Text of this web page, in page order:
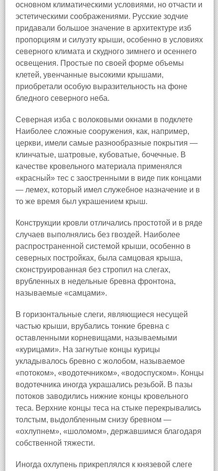
основном климатическими условиями, но отчасти и
эстетическими соображениями. Русские зодчие
придавали большое значение в архитектуре изб
пропорциям и силуэту крыши, особенно в условиях
северного климата и скудного зимнего и осеннего
освещения. Простые по своей форме объемы
клетей, увенчанные высокими крышами,
приобретали особую выразительность на фоне
бледного северного неба.
Северная изба с волоковыми окнами в подклете
Наиболее сложные сооружения, как, например,
церкви, имели самые разнообразные покрытия —
клинчатые, шатровые, кубоватые, бочечные. В
качестве кровельного материала применялся
«красный» тес с заостренными в виде пик концами
— лемех, который имел служебное назначение и в
то же время был украшением крыш.
Конструкции кровли отличались простотой и в ряде
случаев выполнялись без гвоздей. Наиболее
распространенной системой крыши, особенно в
северных постройках, была самцовая крыша,
сконструированная без стропил на слегах,
врубленных в недельные бревна фронтона,
называемые «самцами».
В горизонтальные слеги, являющиеся несущей
частью крыши, врубались тонкие бревна с
оставленными корневищами, называемыми
«курицами». На загнутые концы курицы
укладывалось бревно с жолобом, называемое
«потоком», «водотечником», «водоспуском». Концы
водотечника иногда украшались резьбой. В пазы
потоков заводились нижние концы кровельного
теса. Верхние концы теса на стыке перекрывались
толстым, выдолбленным снизу бревном —
«охлупнем», «шоломом», державшимся благодаря
собственной тяжести.
Иногда охлупень прикреплялся к князевой слеге